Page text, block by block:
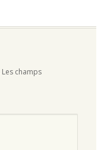
Les champs